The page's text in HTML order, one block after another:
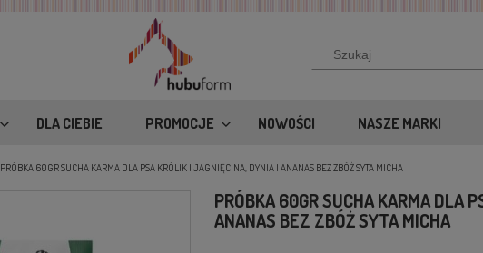
DLA CIEBIE PROMOCJE NOWOŚCI NASZE MARKI
PRÓBKA 60GR SUCHA KARMA DLA PSA KRÓLIK I JAGNIĘCINA, DYNIA I ANANAS BEZ ZBÓŻ SYTA MICHA
PRÓBKA 60GR SUCHA KARMA DLA
ANANAS BEZ ZBÓŻ SYTA MICHA